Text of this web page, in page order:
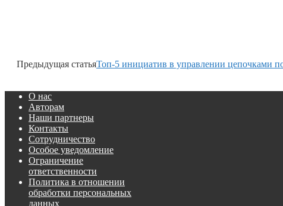
Предыдущая статьяТоп-5 инициатив в управлении цепочками
О нас
Авторам
Наши партнеры
Контакты
Сотрудничество
Особое уведомление
Ограничение
ответственности
Политика в отношении
обработки персональных
данных